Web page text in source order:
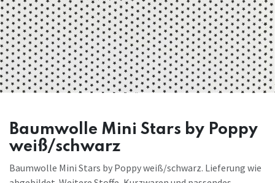
Baumwolle Mini Stars by Poppy
weiß/schwarz
Baumwolle Mini Stars by Poppy weiß/schwarz. Lieferung wie